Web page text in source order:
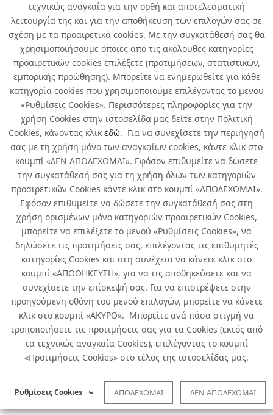
τεχνικώς αναγκαία για την ορθή και αποτελεσματική
λειτουργία της και για την αποθήκευση των επιλογών σας σε
σχέση με τα προαιρετικά cookies. Με την συγκατάθεσή σας θα
χρησιμοποιήσουμε όποιες από τις ακόλουθες κατηγορίες
προαιρετικών cookies επιλέξετε (προτιμήσεων, στατιστικών,
εμπορικής προώθησης). Μπορείτε να ενημερωθείτε για κάθε
κατηγορία cookies που χρησιμοποιούμε επιλέγοντας το μενού
«Ρυθμίσεις Cookies». Περισσότερες πληροφορίες για την
χρήση Cookies στην ιστοσελίδα μας δείτε στην Πολιτική
Cookies, κάνοντας κλικ εδώ. Για να συνεχίσετε την περιήγησή
σας με τη χρήση μόνο των αναγκαίων cookies, κάντε κλικ στο
κουμπί «ΔΕΝ ΑΠΟΔΕΧΟΜΑΙ». Εφόσον επιθυμείτε να δώσετε
την συγκατάθεσή σας για τη χρήση όλων των κατηγοριών
προαιρετικών Cookies κάντε κλικ στο κουμπί «ΑΠΟΔΕΧΟΜΑΙ».
Εφόσον επιθυμείτε να δώσετε την συγκατάθεσή σας στη
χρήση ορισμένων μόνο κατηγοριών προαιρετικών Cookies,
μπορείτε να επιλέξετε το μενού «Ρυθμίσεις Cookies», να
δηλώσετε τις προτιμήσεις σας, επιλέγοντας τις επιθυμητές
κατηγορίες Cookies και στη συνέχεια να κάνετε κλικ στο
κουμπί «ΑΠΟΘΗΚΕΥΣΗ», για να τις αποθηκεύσετε και να
συνεχίσετε την επίσκεψή σας. Για να επιστρέψετε στην
προηγούμενη οθόνη του μενού επιλογών, μπορείτε να κάνετε
κλικ στο κουμπί «ΑΚΥΡΟ». Μπορείτε ανά πάσα στιγμή να
τροποποιήσετε τις προτιμήσεις σας για τα Cookies (εκτός από
τα τεχνικώς αναγκαία Cookies), επιλέγοντας το κουμπί
«Προτιμήσεις Cookies» στο τέλος της ιστοσελίδας μας.
ΔΕΝ ΑΠΟΔΕΧΟΜΑΙ
ΑΠΟΔΕΧΟΜΑΙ
Ρυθμίσεις Cookies